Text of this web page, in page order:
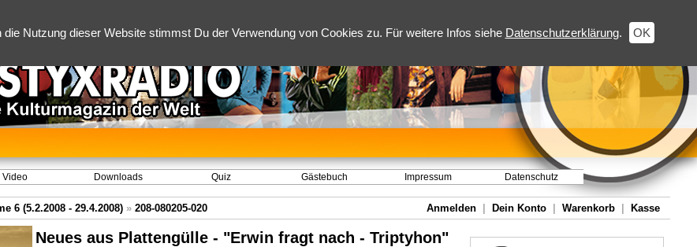
Nutzung dieser Website stimmst Du der Verwendung von Cookies zu. Für weitere Infos siehe Datenschutzerklärung. OK
Video Downloads Quiz Gästebuch Impressum Datenschutz
6 (5.2.2008 - 29.4.2008) » 208-080205-020 Anmelden Dein Konto Warenkorb Kasse
Neues aus Plattengülle - "Erwin fragt nach - Triptyhon"